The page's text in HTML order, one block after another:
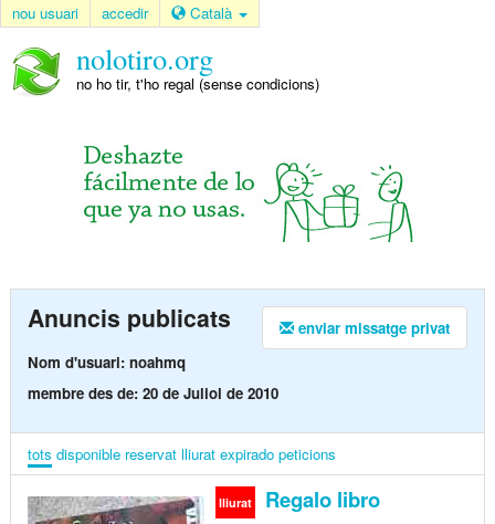
nou usuari accedir Català
nolotiro.org
no ho tir, t'ho regal (sense condicions)
enviar missatge privat
Anuncis publicats
Nom d'usuari: noahmq
membre des de: 20 de Juliol de 2010
tots disponible reservat lliurat expirado peticions
lliurat Regalo libro